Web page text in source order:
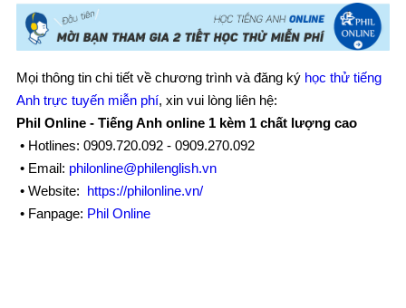
Mọi thông tin chi tiết về chương trình và đăng ký học thử tiếng
Anh trực tuyến miễn phí, xin vui lòng liên hệ:
Phil Online - Tiếng Anh online 1 kèm 1 chất lượng cao
• Hotlines: 0909.720.092 - 0909.270.092
• Email: philonline@philenglish.vn
• Website: https://philonline.vn/
• Fanpage: Phil Online